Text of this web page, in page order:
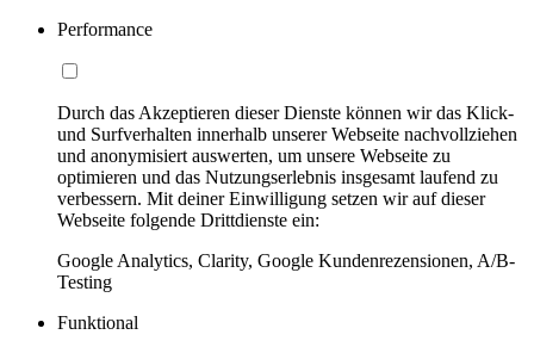
Performance
Durch das Akzeptieren dieser Dienste können wir das Klick-
und Surfverhalten innerhalb unserer Webseite nachvollziehen
und anonymisiert auswerten, um unsere Webseite zu
optimieren und das Nutzungserlebnis insgesamt laufend zu
verbessern. Mit deiner Einwilligung setzen wir auf dieser
Webseite folgende Drittdienste ein:
Google Analytics, Clarity, Google Kundenrezensionen, A/B-
Testing
Funktional